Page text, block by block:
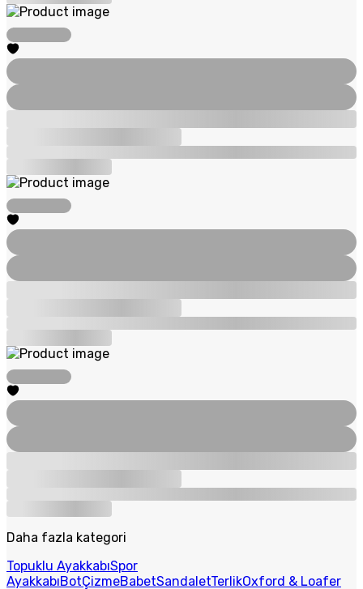
Daha fazla kategori
Topuklu AyakkabıSpor
AyakkabıBotÇizmeBabetSandaletTerlikOxford & Loafer